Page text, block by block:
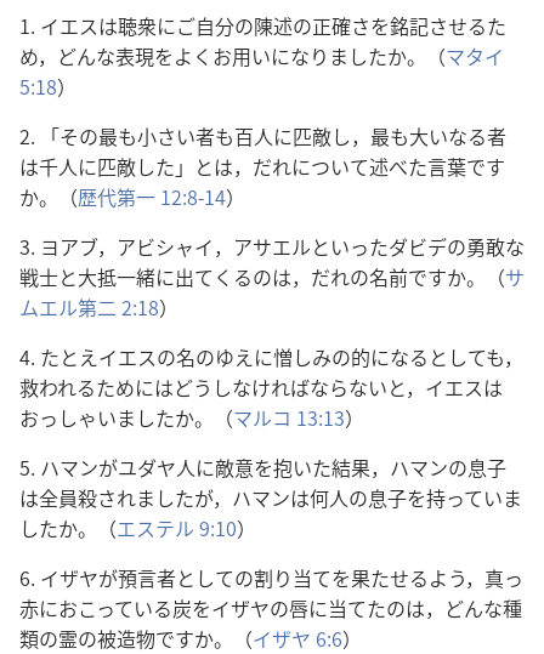
1. イエスは聴衆にご自分の陳述の正確さを銘記させるた
め，どんな表現をよくお用いになりましたか。（マタイ
5:18）
2. 「その最も小さい者も百人に匹敵し，最も大いなる者
は千人に匹敵した」とは，だれについて述べた言葉です
か。（歴代第一 12:8-14）
3. ヨアブ，アビシャイ，アサエルといったダビデの勇敢な
戦士と大抵一緒に出てくるのは，だれの名前ですか。（サ
ムエル第二 2:18）
4. たとえイエスの名のゆえに憎しみの的になるとしても，
救われるためにはどうしなければならないと，イエスは
おっしゃいましたか。（マルコ 13:13）
5. ハマンがユダヤ人に敵意を抱いた結果，ハマンの息子
は全員殺されましたが，ハマンは何人の息子を持っていま
したか。（エステル 9:10）
6. イザヤが預言者としての割り当てを果たせるよう，真っ
赤におこっている炭をイザヤの唇に当てたのは，どんな種
類の霊の被造物ですか。（イザヤ 6:6）